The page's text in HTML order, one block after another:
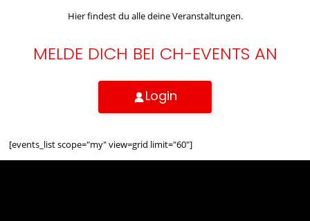
Hier findest du alle deine Veranstaltungen.
MELDE DICH BEI CH-EVENTS AN
Login
[events_list scope="my" view=grid limit="60"]